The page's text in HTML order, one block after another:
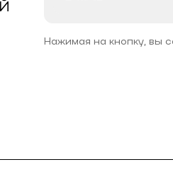
Нажимая на кнопку, вы